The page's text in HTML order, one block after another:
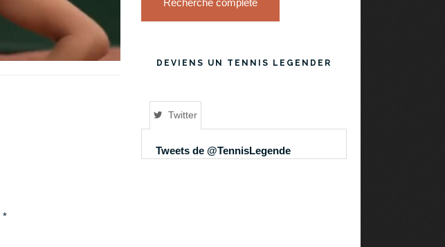
*
Recherche complète
DEVIENS UN TENNIS LEGENDER
Twitter
Tweets de @TennisLegende